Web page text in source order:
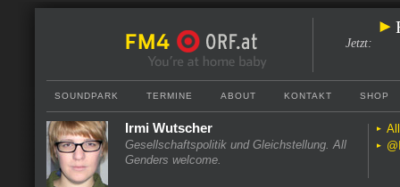
Jetzt:
SOUNDPARK TERMINE ABOUT KONTAKT SHOP
Irmi Wutscher
Gesellschaftspolitik und Gleichstellung. All
Genders welcome.